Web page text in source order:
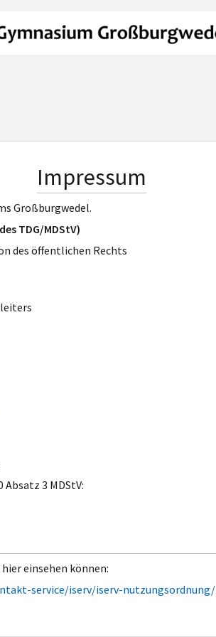
Impressum
Großburgwedel.
TDG/MDStV)
des öffentlichen Rechts
3 MDStV:
einsehen können:
service/iserv/iserv-nutzungsordnung/